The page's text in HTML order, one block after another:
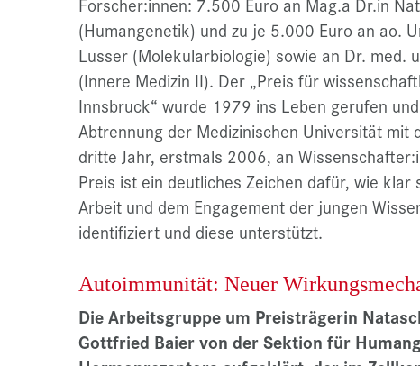
(Humangenetik) und zu je 5.000 Euro an ao.
Lusser (Molekularbiologie) sowie an Dr. med.
(Innere Medizin II). Der „Preis für
Innsbruck“ wurde 1979 ins Leben gerufen
Abtrennung der Medizinischen Universität mit
dritte Jahr, erstmals 2006, an
Preis ist ein deutliches Zeichen dafür, wie
Arbeit und dem Engagement der jungen
identifiziert und diese unterstützt.
Autoimmunität: Neuer
Die Arbeitsgruppe um Preisträgerin
Gottfried Baier von der Sektion für